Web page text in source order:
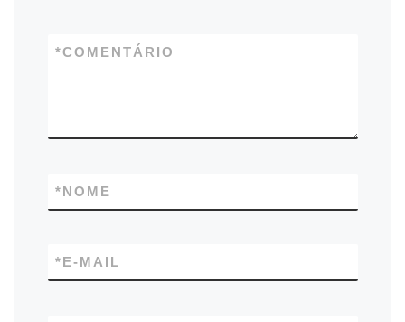
COMENTÁRIO
*
NOME
*
E-MAIL
*